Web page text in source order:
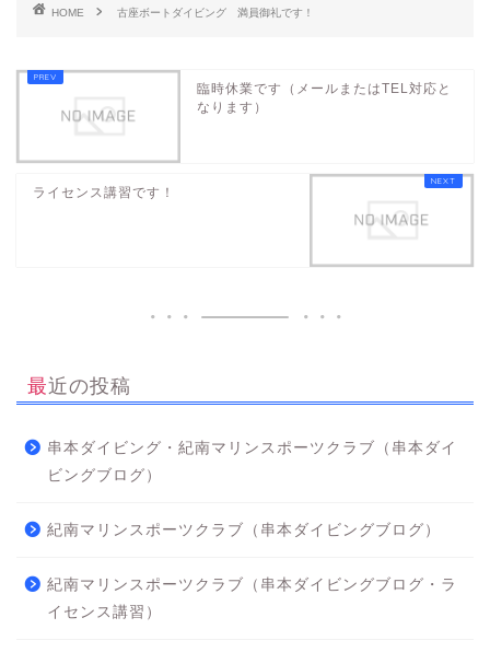
HOME 古座ボートダイビング 満員御礼です！
臨時休業です（メールまたはTEL対応と
なります）
ライセンス講習です！
最近の投稿
串本ダイビング・紀南マリンスポーツクラブ（串本ダイ
ビングブログ）
紀南マリンスポーツクラブ（串本ダイビングブログ）
紀南マリンスポーツクラブ（串本ダイビングブログ・ラ
イセンス講習）